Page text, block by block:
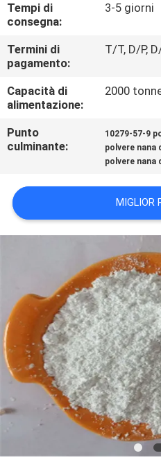
NOTIZIE
CASI
PREVENTIVO
MAPPA
POLITICA
SULLA
RISERVATEZZA
Tempi di
consegna:
3-5 giorni
Termini di
pagamento:
T/T, D/P,
Capacità di
alimentazione:
2000
Punto
culminante:
10279-57-9
polvere nana
polvere nana
MIGLIOR